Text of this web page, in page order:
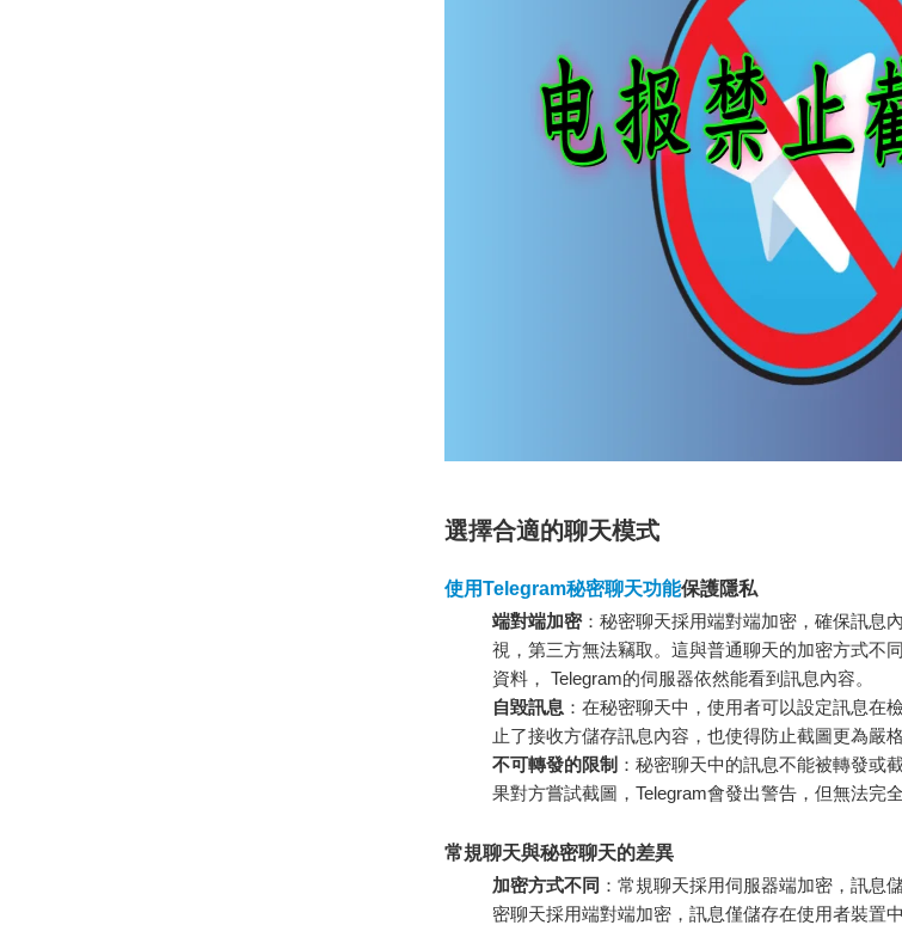
選擇合適的聊天模式
使用Telegram秘密聊天功能保護隱私
端對端加密：秘密聊天採用端對端加密，確保訊息
視，第三方無法竊取。這與普通聊天的加密方式不
資料， Telegram的伺服器依然能看到訊息內容。
自毀訊息 ：在秘密聊天中，使用者可以設定訊息在
止了接收方儲存訊息內容，也使得防止截圖更為嚴
不可轉發的限制 ：秘密聊天中的訊息不能被轉發或
果對方嘗試截圖，Telegram會發出警告，但無法完
常規聊天與秘密聊天的差異
加密方式不同 ：常規聊天採用伺服器端加密，訊息
密聊天採用端對端加密，訊息僅儲存在使用者裝置